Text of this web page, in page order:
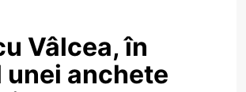
Vâlcea, în
anchete